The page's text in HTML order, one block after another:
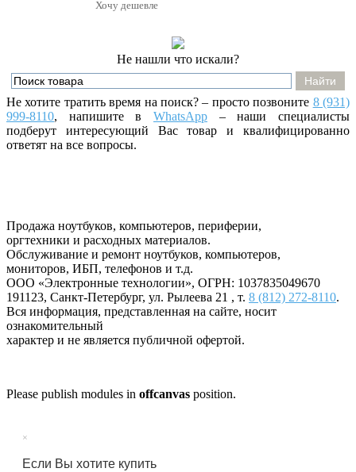
Хочу дешевле
Не нашли что искали?
Не хотите тратить время на поиск? – просто позвоните 8 (931)
999-8110, напишитевWhatsApp – наши специалисты
подберут интересующий Вас товар и квалифицированно
ответят на все вопросы.
Продажа ноутбуков, компьютеров, периферии,
оргтехники и расходных материалов.
Обслуживание и ремонт ноутбуков, компьютеров,
мониторов, ИБП, телефонов и т.д.
ООО «Электронные технологии», ОГРН: 1037835049670
191123, Санкт-Петербург, ул. Рылеева 21 , т. 8 (812) 272-8110.
Вся информация, представленная на сайте, носит
ознакомительный
характер и не является публичной офертой.
Please publish modules in offcanvas position.
×
Если Вы хотите купить